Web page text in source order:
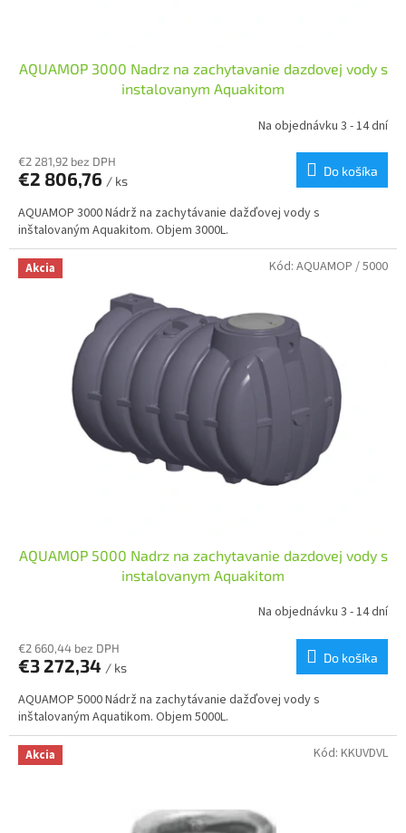
AQUAMOP 3000 Nadrz na zachytavanie dazdovej vody s
instalovanym Aquakitom
Na objednávku 3 - 14 dní
€2 281,92 bez DPH
€2 806,76 / ks
Do košíka
AQUAMOP 3000 Nádrž na zachytávanie dažďovej vody s
inštalovaným Aquakitom. Objem 3000L.
Akcia
AQUAMOP 5000 Nadrz na zachytavanie dazdovej vody s
instalovanym Aquakitom
Na objednávku 3 - 14 dní
€2 660,44 bez DPH
€3 272,34 / ks
Do košíka
AQUAMOP 5000 Nádrž na zachytávanie dažďovej vody s
inštalovaným Aquatikom. Objem 5000L.
Kód: AQUAMOP / 5000
Akcia Kód: KKUVDVL